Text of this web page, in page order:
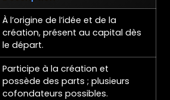
À l’origine de l’idée et de la
création, présent au capital dès
le départ.
Participe à la création et
possède des parts ; plusieurs
cofondateurs possibles.